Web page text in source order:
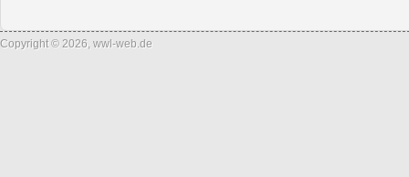
Copyright © 2026, wwl-web.de